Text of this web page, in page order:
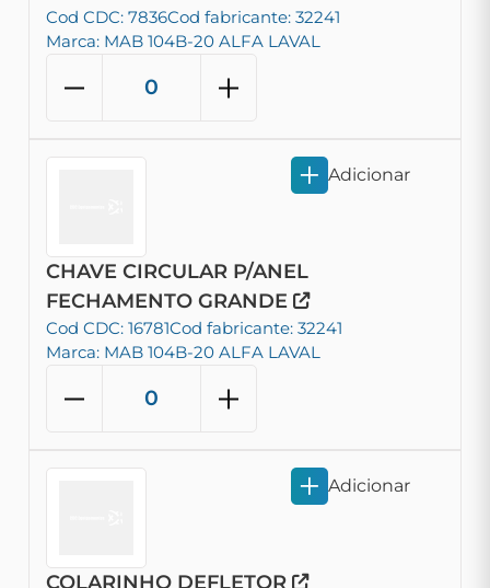
Cod CDC: 7836Cod fabricante: 32241
Marca: MAB 104B-20 ALFA LAVAL
CHAVE CIRCULAR P/ANEL
FECHAMENTO GRANDE
Cod CDC: 16781Cod fabricante: 32241
Marca: MAB 104B-20 ALFA LAVAL
Adicionar
COLARINHO DEFLETOR
Adicionar